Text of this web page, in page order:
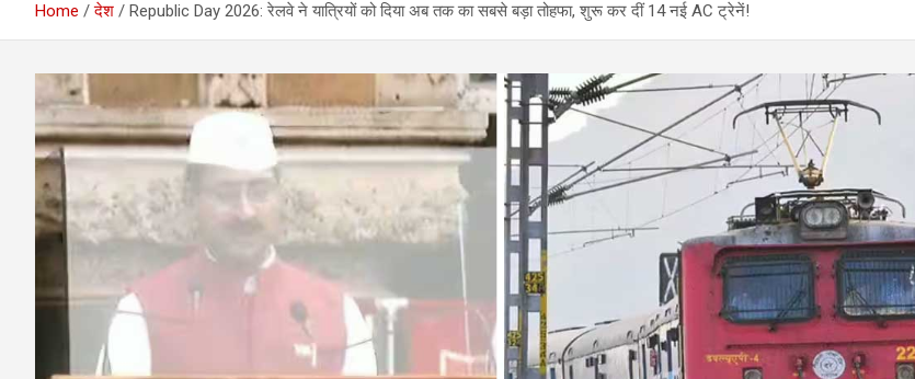
Home देश Republic Day 2026: रेलवे ने यात्रियों को दिया अब तक का सबसे बड़ा तोहफा, शुरू कर दीं 14 नई AC ट्रेनें!